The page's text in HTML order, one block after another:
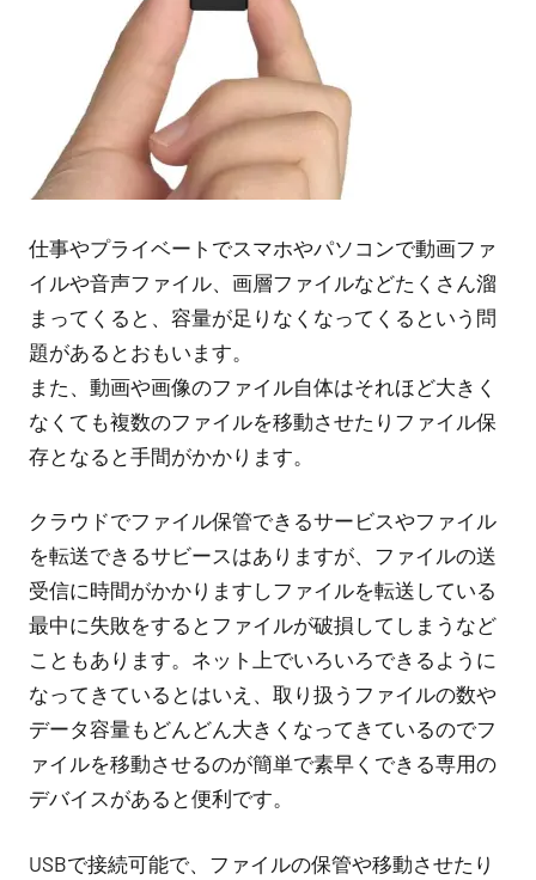
仕事やプライベートでスマホやパソコンで動画ファ
イルや音声ファイル、画層ファイルなどたくさん溜
まってくると、容量が足りなくなってくるという問
題があるとおもいます。
また、動画や画像のファイル自体はそれほど大きく
なくても複数のファイルを移動させたりファイル保
存となると手間がかかります。
クラウドでファイル保管できるサービスやファイル
を転送できるサビースはありますが、ファイルの送
受信に時間がかかりますしファイルを転送している
最中に失敗をするとファイルが破損してしまうなど
こともあります。ネット上でいろいろできるように
なってきているとはいえ、取り扱うファイルの数や
データ容量もどんどん大きくなってきているのでフ
ァイルを移動させるのが簡単で素早くできる専用の
デバイスがあると便利です。
USBで接続可能で、ファイルの保管や移動させたり